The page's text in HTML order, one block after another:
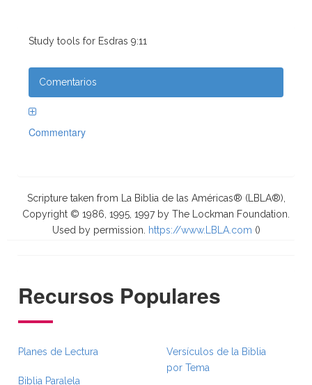
Study tools for Esdras 9:11
Comentarios
Commentary
Scripture taken from La Biblia de las Américas® (LBLA®),
Copyright © 1986, 1995, 1997 by The Lockman Foundation.
Used by permission.
https://www.LBLA.com ()
Recursos Populares
Planes de Lectura
Biblia Paralela
Versículos de la Biblia
por Tema